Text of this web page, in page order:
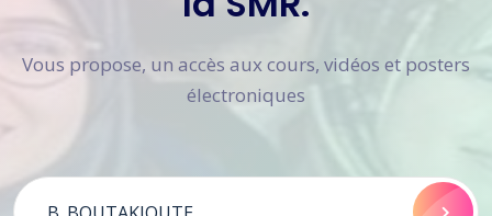
Vous propose, un accès aux cours, vidéos et posters
électroniques